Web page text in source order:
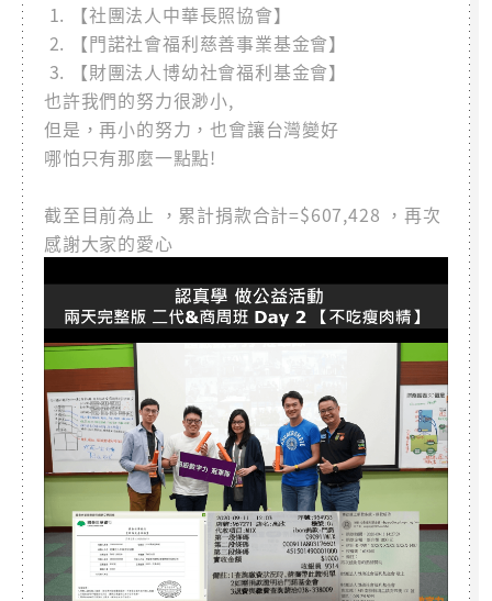
【社團法人中華長照協會】
【門諾社會福利慈善事業基金會】
【財團法人博幼社會福利基金會】
也許我們的努力很渺小,
但是，再小的努力，也會讓台灣變好
哪怕只有那麼一點點!
截至目前為止 ，累計捐款合計=$607,428 ，再次
感謝大家的愛心